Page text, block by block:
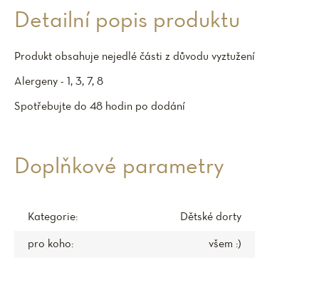
Detailní popis produktu
Produkt obsahuje nejedlé části z důvodu vyztužení
Alergeny - 1, 3, 7, 8
Spotřebujte do 48 hodin po dodání
Doplňkové parametry
Kategorie: Dětské dorty
pro koho: všem :)